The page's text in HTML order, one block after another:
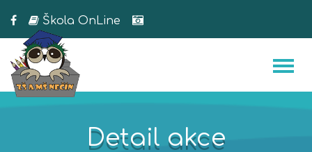
Škola OnLine
Detail akce